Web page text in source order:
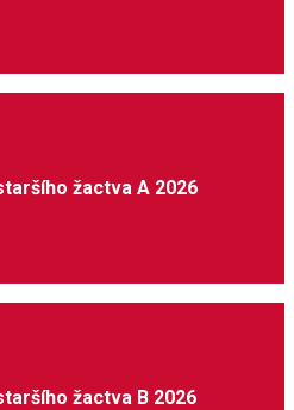
žactva A 2026
žactva B 2026